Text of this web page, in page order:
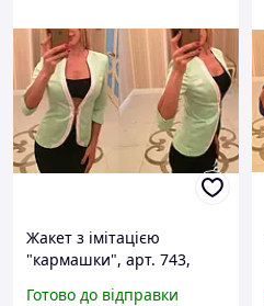
Жакет з імітацією
"кармашки", арт. 743,
Готово до відправки